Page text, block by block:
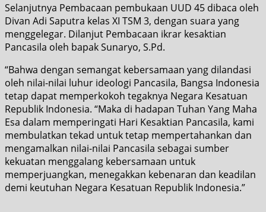
Selanjutnya Pembacaan pembukaan UUD 45 dibaca oleh
Divan Adi Saputra kelas XI TSM 3, dengan suara yang
menggelegar. Dilanjut Pembacaan ikrar kesaktian
Pancasila oleh bapak Sunaryo, S.Pd.
“Bahwa dengan semangat kebersamaan yang dilandasi
oleh nilai-nilai luhur ideologi Pancasila, Bangsa Indonesia
tetap dapat memperkokoh tegaknya Negara Kesatuan
Republik Indonesia. “Maka di hadapan Tuhan Yang Maha
Esa dalam memperingati Hari Kesaktian Pancasila, kami
membulatkan tekad untuk tetap mempertahankan dan
mengamalkan nilai-nilai Pancasila sebagai sumber
kekuatan menggalang kebersamaan untuk
memperjuangkan, menegakkan kebenaran dan keadilan
demi keutuhan Negara Kesatuan Republik Indonesia.”